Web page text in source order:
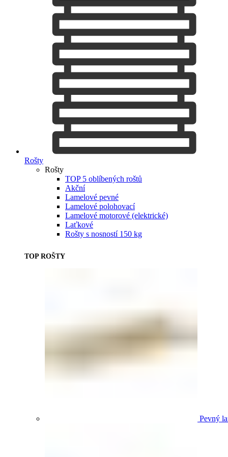
Rošty
Rošty
TOP 5 oblíbených roštů
Akční
Lamelové pevné
Lamelové polohovací
Lamelové motorové (elektrické)
Laťkové
Rošty s nosností 150 kg
TOP ROŠTY
Pevný